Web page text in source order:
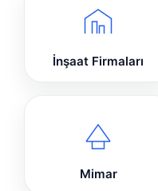
İnşaat Firmaları
Mimar